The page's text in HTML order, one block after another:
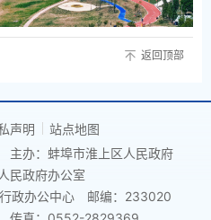
返回顶部
声明
站点地图
主办：蚌埠市淮上区人民政府
民政府办公室
政办公中心
邮编：233020